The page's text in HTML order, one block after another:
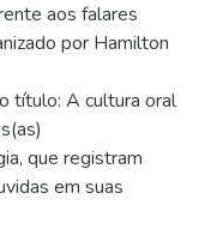
aos falares
por Hamilton
título: A cultura oral
que registram
em suas